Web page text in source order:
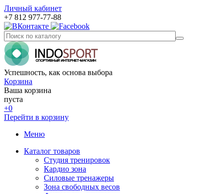
Личный кабинет
+7 812 977-77-88
Успешность, как основа выбора
Корзина
Ваша корзина
пуста
+0
Перейти в корзину
Меню
Каталог товаров
Студия тренировок
Кардио зона
Силовые тренажеры
Зона свободных весов